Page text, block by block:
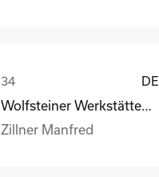
DE
Wolfsteiner Werkstätten, Außenstelle Industriemo
Zillner Manfred